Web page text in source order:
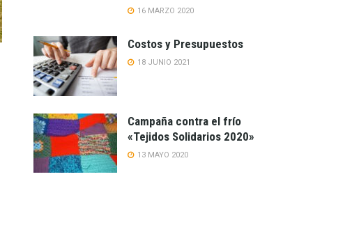
16 MARZO 2020
Costos y Presupuestos
18 JUNIO 2021
Campaña contra el frío
«Tejidos Solidarios 2020»
13 MAYO 2020